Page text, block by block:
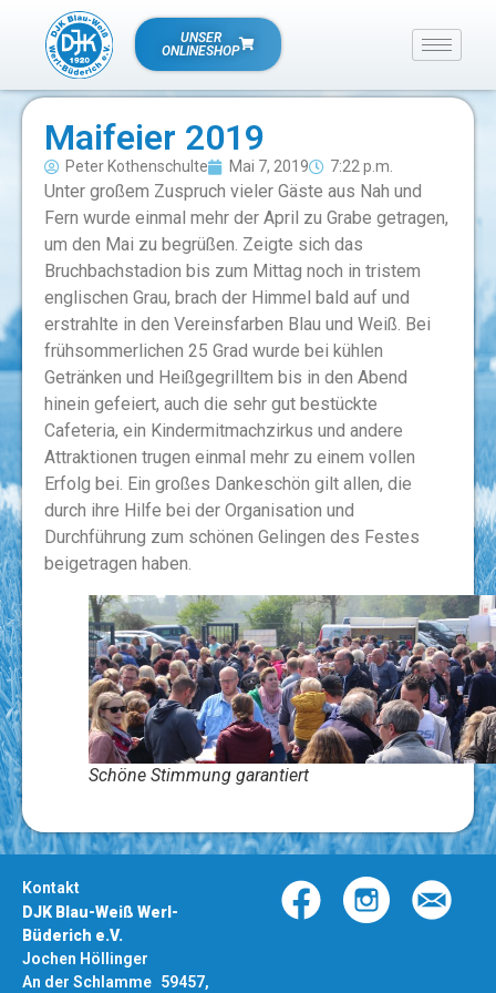
UNSER
ONLINESHOP
Maifeier 2019
Peter Kothenschulte Mai 7, 2019 7:22 p.m.
Unter großem Zuspruch vieler Gäste aus Nah und
Fern wurde einmal mehr der April zu Grabe getragen,
um den Mai zu begrüßen. Zeigte sich das
Bruchbachstadion bis zum Mittag noch in tristem
englischen Grau, brach der Himmel bald auf und
erstrahlte in den Vereinsfarben Blau und Weiß. Bei
frühsommerlichen 25 Grad wurde bei kühlen
Getränken und Heißgegrilltem bis in den Abend
hinein gefeiert, auch die sehr gut bestückte
Cafeteria, ein Kindermitmachzirkus und andere
Attraktionen trugen einmal mehr zu einem vollen
Erfolg bei. Ein großes Dankeschön gilt allen, die
durch ihre Hilfe bei der Organisation und
Durchführung zum schönen Gelingen des Festes
beigetragen haben.
Schöne Stimmung garantiert
Kontakt
DJK Blau-Weiß Werl-
Büderich e.V.
Jochen Höllinger
An der Schlamme 59457,